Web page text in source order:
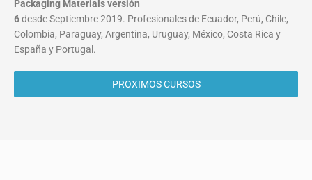
Packaging Materialsversión
6desde Septiembre 2019. Profesionales de Ecuador, Perú, Chile,
Colombia, Paraguay, Argentina, Uruguay, México, Costa Rica y
España y Portugal.
PROXIMOS CURSOS